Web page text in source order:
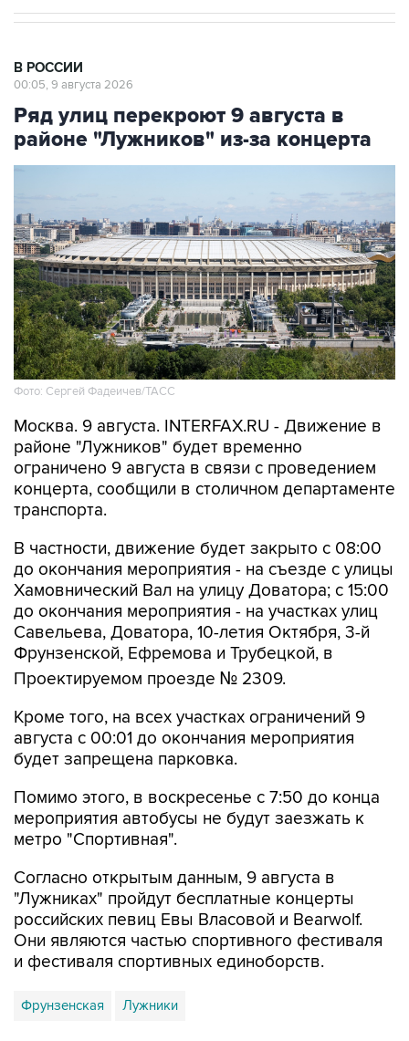
Ряд улиц перекроют 9 августа в
районе "Лужников" из-за концерта
Фото: Сергей Фадеичев/ТАСС
Москва. 9 августа. INTERFAX.RU - Движение в
ограничено 9 августа в связи с проведением
концерта, сообщили в столичном департаменте
транспорта.
В частности, движение будет закрыто с 08:00
Хамовнический Вал на улицу Доватора; с 15:00
до окончания мероприятия - на участках улиц
Савельева, Доватора, 10-летия Октября, 3-й
Фрунзенской, Ефремова и Трубецкой, в
Проектируемом проезде № 2309.
Кроме того, на всех участках ограничений 9
будет запрещена парковка.
Помимо этого, в воскресенье с 7:50 до конца
метро "Спортивная".
Согласно открытым данным, 9 августа в
российских певиц Евы Власовой и Bearwolf.
Они являются частью спортивного фестиваля
и фестиваля спортивных единоборств.
Фрунзенская Лужники